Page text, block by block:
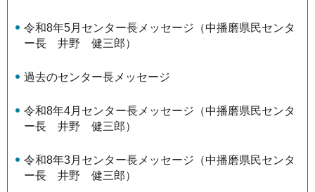
令和8年5月センター長メッセージ（中播磨県民センタ
ー長 井野 健三郎）
過去のセンター長メッセージ
令和8年4月センター長メッセージ（中播磨県民センタ
ー長 井野 健三郎）
令和8年3月センター長メッセージ（中播磨県民センタ
ー長 井野 健三郎）